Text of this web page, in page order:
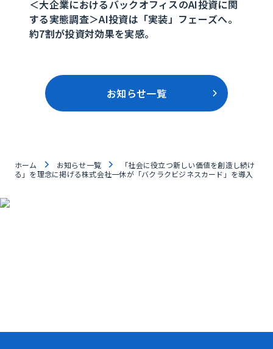
＜大企業におけるバックオフィスのAI投資に関
する実態調査＞AI投資は「実装」フェーズへ。
約7割が投資対効果を実感。
お知らせ一覧
ホーム お知らせ一覧
「社会に役立つ新しい価値を創造し続け
る」を理念に掲げる株式会社一休が「バクラクビジネスカード」を導入